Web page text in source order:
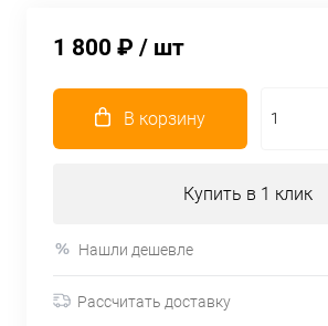
1 800 ₽ / шт
В корзину
Купить в 1 клик
Нашли дешевле
Рассчитать доставку